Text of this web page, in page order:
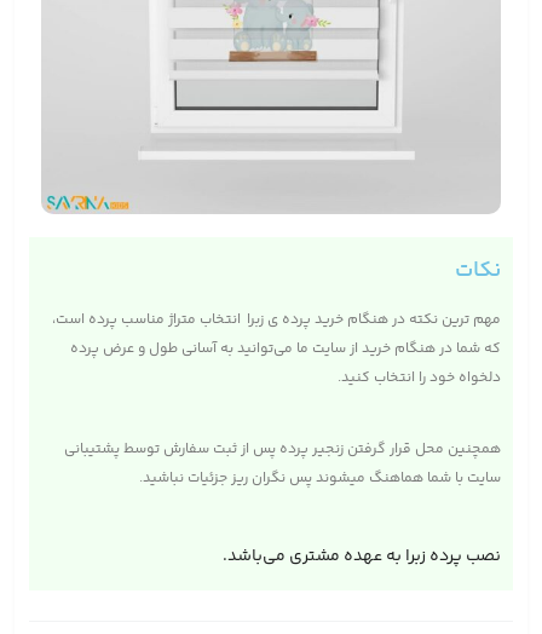
نکات
مهم ترین نکته در هنگام خرید پرده ی زبرا انتخاب متراژ مناسب پرده است،
که شما در هنگام خرید از سایت ما می‌توانید به آسانی طول و عرض پرده
دلخواه خود را انتخاب کنید.
همچنین محل قرار گرفتن زنجیر پرده پس از ثبت سفارش توسط پشتیبانی
سایت با شما هماهنگ میشوند پس نگران ریز جزئیات نباشید.
نصب پرده زبرا به عهده مشتری می‌باشد.